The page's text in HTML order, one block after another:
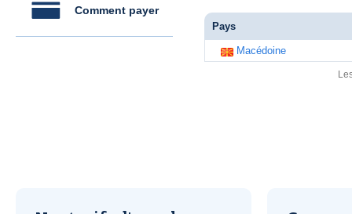
Comment payer
Pays
Macédoine